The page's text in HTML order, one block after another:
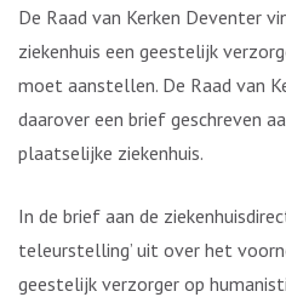
De Raad van Kerken Deventer
ziekenhuis een geestelijk
moet aanstellen. De Raad van
daarover een brief geschreven
plaatselijke ziekenhuis.
In de brief aan de
teleurstelling’ uit over het
geestelijk verzorger op